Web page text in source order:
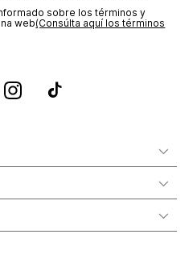
sobre los términos y
web‎(Consúlta aquí los términos